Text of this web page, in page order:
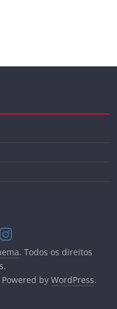
. Todos os direitos
by WordPress.